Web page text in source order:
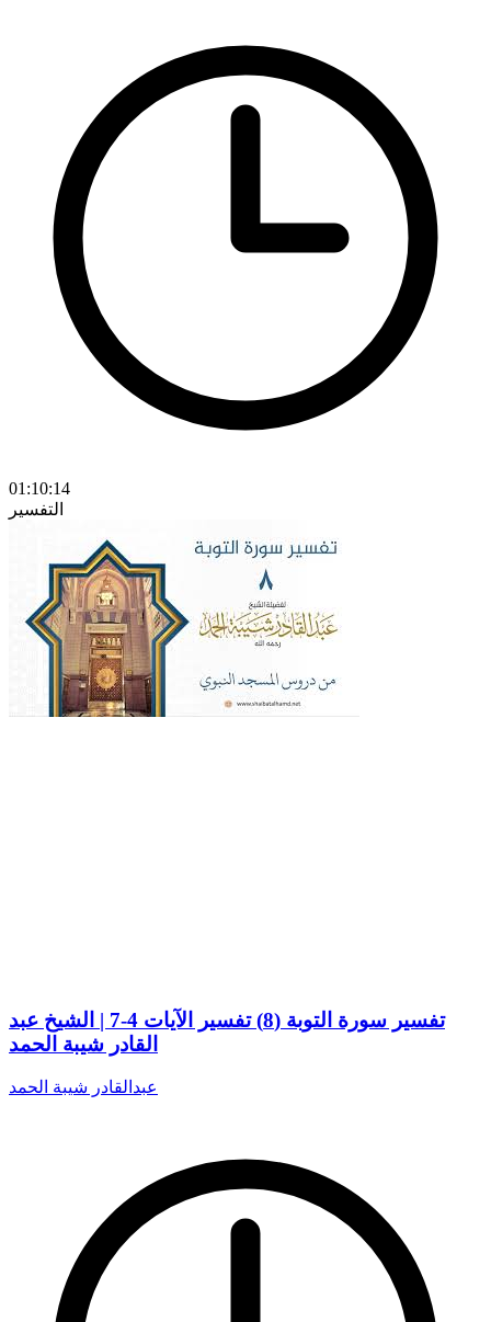
01:10:14
التفسير
تفسير سورة التوبة (8) تفسير الآيات 4-7 | الشيخ عبد
القادر شيبة الحمد
عبدالقادر شيبة الحمد